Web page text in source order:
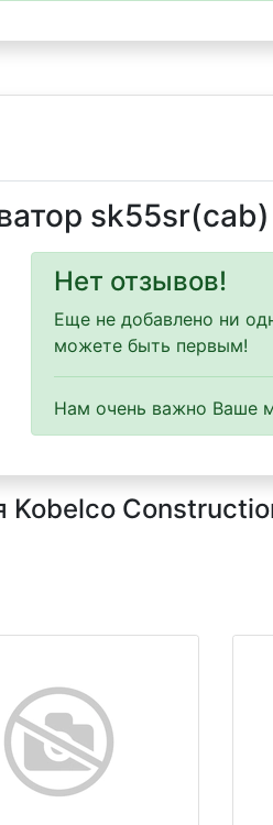
sk55sr(cab)
Нет отзывов!
Еще не добавлено ни
можете быть первым!
Нам очень важно Ваше